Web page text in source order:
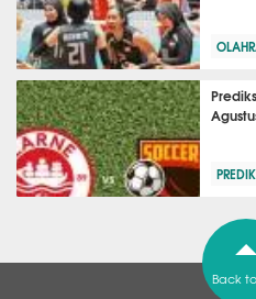
Back